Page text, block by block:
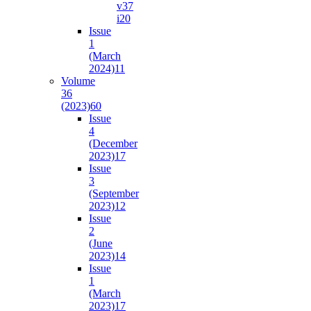
v37
i20
Issue
1
(March
2024)11
Volume
36
(2023)60
Issue
4
(December
2023)17
Issue
3
(September
2023)12
Issue
2
(June
2023)14
Issue
1
(March
2023)17